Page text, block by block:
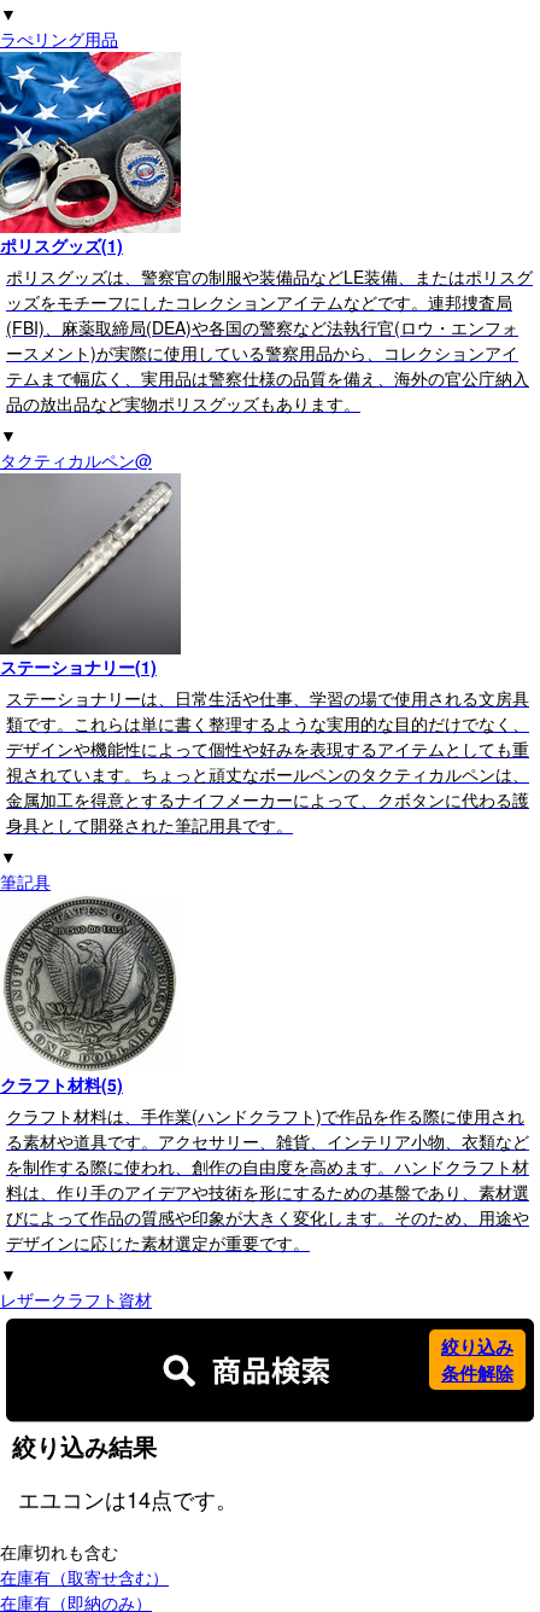
▼
ラぺリング用品
ポリスグッズ(1)
ポリスグッズは、警察官の制服や装備品などLE装備、またはポリスグ
ッズをモチーフにしたコレクションアイテムなどです。連邦捜査局
(FBI)、麻薬取締局(DEA)や各国の警察など法執行官(ロウ・エンフォ
ースメント)が実際に使用している警察用品から、コレクションアイ
テムまで幅広く、実用品は警察仕様の品質を備え、海外の官公庁納入
品の放出品など実物ポリスグッズもあります。
▼
タクティカルペン@
ステーショナリー(1)
ステーショナリーは、日常生活や仕事、学習の場で使用される文房具
類です。これらは単に書く整理するような実用的な目的だけでなく、
デザインや機能性によって個性や好みを表現するアイテムとしても重
視されています。ちょっと頑丈なボールペンのタクティカルペンは、
金属加工を得意とするナイフメーカーによって、クボタンに代わる護
身具として開発された筆記用具です。
▼
筆記具
クラフト材料(5)
クラフト材料は、手作業(ハンドクラフト)で作品を作る際に使用され
る素材や道具です。アクセサリー、雑貨、インテリア小物、衣類など
を制作する際に使われ、創作の自由度を高めます。ハンドクラフト材
料は、作り手のアイデアや技術を形にするための基盤であり、素材選
びによって作品の質感や印象が大きく変化します。そのため、用途や
デザインに応じた素材選定が重要です。
▼
レザークラフト資材
絞り込み結果
絞り込み
条件解除
エユコンは14点です。
在庫切れも含む
在庫有（取寄せ含む）
在庫有（即納のみ）